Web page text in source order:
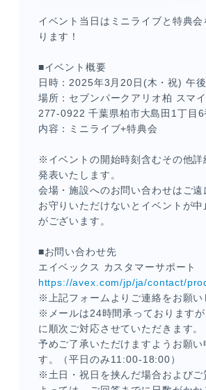
イベント当日はミニライブと特典会
ります！
■イベント概要
日時： 2025年3 月 20日 (木・祝) 午
場所：セブンパークアリオ柏 スマ
277-0922千葉県柏市大島田 1 丁目 6
内容：ミニライブ+特典会
※イベントの開始時刻含むその他詳
発表いたします。
会場・施設へのお問い合わせはご遠
お守りいただけないとイベントが中
がございます。
■お問い合わせ先
エイベックス カスタマーサポート
https://avex.com/jp/ja/contact/
※上記フォームよりご連絡をお願い
※メールは24時間承っております
に順次ご対応させていただきます。
予めご了承いただけますようお願い
す。（平日のみ11:00-18:00）
※土日・祝日を挟んだ場合およびご